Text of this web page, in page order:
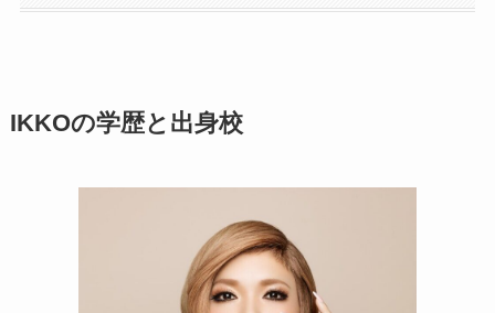
IKKOの学歴と出身校